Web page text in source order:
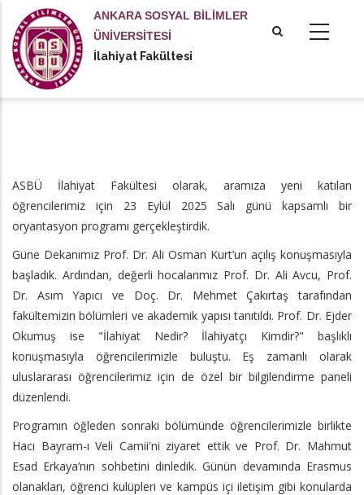
içeriğe
atla
ANKARA SOSYAL BİLİMLER
ÜNİVERSİTESİ
İlahiyat Fakültesi
ASBÜ İlahiyat Fakültesi olarak, aramıza yeni katılan
öğrencilerimiz için 23 Eylül 2025 Salı günü kapsamlı bir
oryantasyon programı gerçekleştirdik.
Güne Dekanımız Prof. Dr. Ali Osman Kurt’un açılış konuşmasıyla
başladık. Ardından, değerli hocalarımız Prof. Dr. Ali Avcu, Prof.
Dr. Asım Yapıcı ve Doç. Dr. Mehmet Çakırtaş tarafından
fakültemizin bölümleri ve akademik yapısı tanıtıldı. Prof. Dr. Ejder
Okumuş ise "İlahiyat Nedir? İlahiyatçı Kimdir?" başlıklı
konuşmasıyla öğrencilerimizle buluştu. Eş zamanlı olarak
uluslararası öğrencilerimiz için de özel bir bilgilendirme paneli
düzenlendi.
Programın öğleden sonraki bölümünde öğrencilerimizle birlikte
Hacı Bayram-ı Veli Camii'ni ziyaret ettik ve Prof. Dr. Mahmut
Esad Erkaya’nın sohbetini dinledik. Günün devamında Erasmus
olanakları, öğrenci kulüpleri ve kampüs içi iletişim gibi konularda